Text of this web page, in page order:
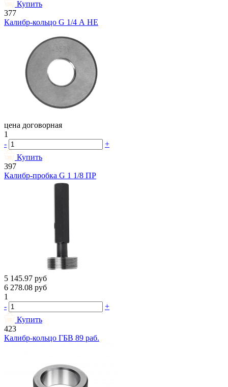
Купить
377
Калибр-кольцо G 1/4 А НЕ
цена договорная
1
-
+
Купить
397
Калибр-пробка G 1 1/8 ПР
5 145.97 руб
6 278.08 руб
1
-
+
Купить
423
Калибр-кольцо ГБВ 89 раб.